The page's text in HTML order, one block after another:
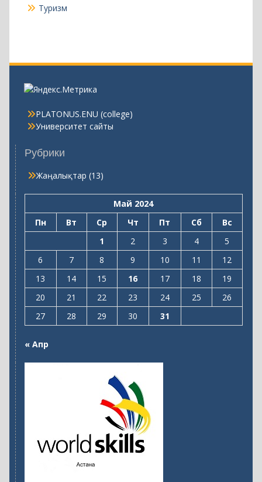
Туризм
PLATONUS.ENU (college)
Университет сайты
Рубрики
Жаңалықтар (13)
Май 2024
Пн
Вт Ср Чт Пт Сб
Вс
1
2 3 4
5
6
7 8 9 10 11
12
13
14 15 16 17 18
19
20
21 22 23 24 25
26
27
28 29 30 31
« Апр